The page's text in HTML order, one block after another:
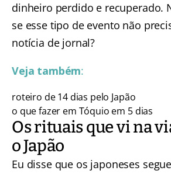
dinheiro perdido e recuperado.
se esse tipo de evento não
notícia de jornal?
Veja também:
roteiro de 14 dias pelo Japão
o que fazer em Tóquio em 5 dias
Os rituais que vi na
o Japão
Eu disse que os japoneses